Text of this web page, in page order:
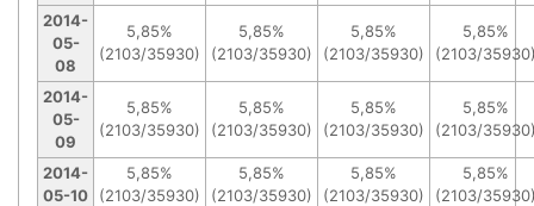
2014-
05-
08
5,85%
(2103/35930)
5,85%
(2103/35930)
5,85%
(2103/35930)
5,85%
(2103/
2014-
05-
09
5,85%
(2103/35930)
5,85%
(2103/35930)
5,85%
(2103/35930)
5,85%
(2103/
2014-
05-10
5,85%
(2103/35930)
5,85%
(2103/35930)
5,85%
(2103/35930)
5,85%
(2103/